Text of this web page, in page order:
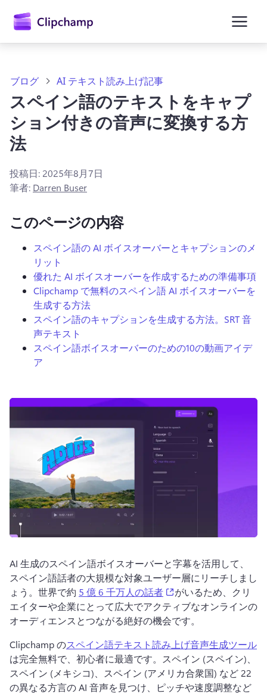
テ
ログイン
ブログ AI テキスト読み上げ記事
スペイン語のテキストをキャプ
ション付きの音声に変換する方
法
投稿日: 2025年8月7日
筆者: Darren Buser
このページの内容
スペイン語の AI ボイスオーバーとキャプションのメ
リット
優れた AI ボイスオーバーを作成するための準備事項
Clipchamp で無料のスペイン語 AI ボイスオーバーを
生成する方法
スペイン語のキャプションを生成する方法。 SRT 音
声テキスト
スペイン語ボイスオーバーのための10の動画アイデ
ア
AI 生成のスペイン語ボイスオーバーと字幕を活用して、
スペイン語話者の大規模な対象ユーザー層にリーチしまし
ょう。 世界で約 5 億 6 千万人の話者 (opens in a new tab)
がいるため、クリ
エイターや企業にとって広大でアクティブなオンラインの
オーディエンスとつながる絶好の機会です。
Clipchamp のスペイン語テキスト読み上げ音声生成ツール
は完全無料で、初心者に最適です。 スペイン (スペイン)、
スペイン (メキシコ)、スペイン (アメリカ合衆国) など 22
の異なる方言の AI 音声を見つけ、ピッチや速度調整など